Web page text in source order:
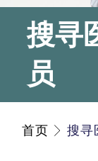
搜寻
员
首页 搜寻